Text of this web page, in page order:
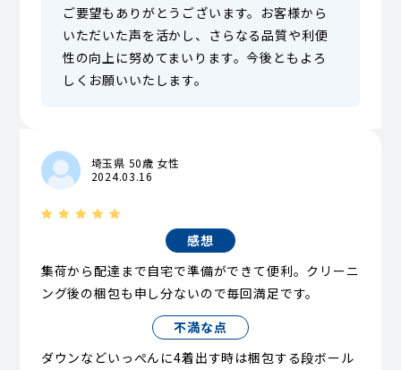
ご要望もありがとうございます。お客様から
いただいた声を活かし、さらなる品質や利便
性の向上に努めてまいります。今後ともよろ
しくお願いいたします。
埼玉県 50歳 女性
2024.03.16
感想
集荷から配達まで自宅で準備ができて便利。クリーニ
ング後の梱包も申し分ないので毎回満足です。
不満な点
ダウンなどいっぺんに4着出す時は梱包する段ボール